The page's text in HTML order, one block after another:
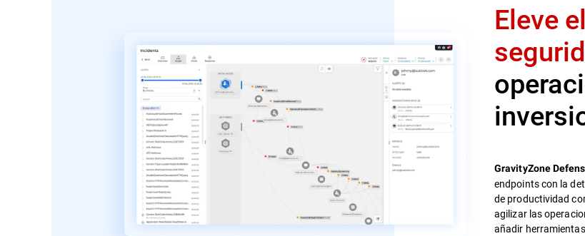
Eleve
GravityZone
endpoints con la
de productividad
agilizar las
añadir